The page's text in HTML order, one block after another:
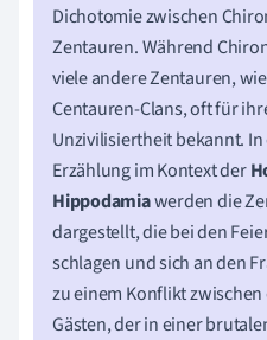
Dichotomie zwischen
Zentauren. Während
viele andere Zentauren, wie
Centauren-Clans, oft für
Unzivilisiertheit bekannt.
Erzählung im Kontext der
Hippodamiawerden die
dargestellt, die bei den
schlagen und sich an den
zu einem Konflikt
Gästen, der in einer